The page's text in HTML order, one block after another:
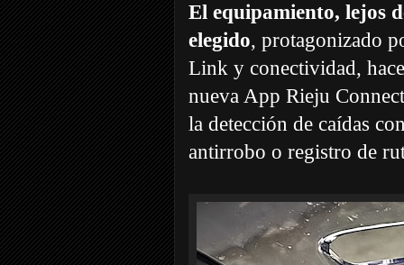
El equipamiento, lejos
elegido, protagonizado
Link y conectividad,
nueva App Rieju
la detección de caídas
antirrobo o registro de